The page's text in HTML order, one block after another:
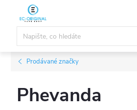
obsah
Prodávané značky
Phevanda